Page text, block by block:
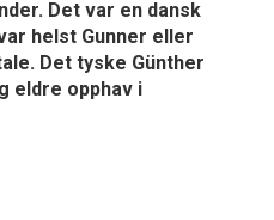
Det var en dansk
helst Gunner eller
Det tyske Günther
eldre opphav i